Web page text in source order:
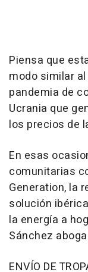
Piensa que
modo similar
pandemia de
Ucrania que
los precios de
En esas
comunitarias
Generation, la
solución
la energía a
Sánchez
ENVÍO DE